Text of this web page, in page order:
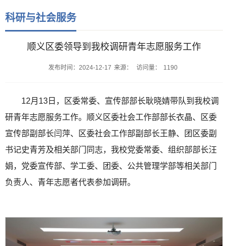
科研与社会服务
顺义区委领导到我校调研青年志愿服务工作
发布时间：2024-12-17 来源： 访问量： 1190
12月13日，区委常委、宣传部部长耿晓婧带队到我校调
研青年志愿服务工作。顺义区委社会工作部部长衣晶、区委
宣传部副部长闫萍、区委社会工作部副部长王静、团区委副
书记史青芳及相关部门同志，我校党委常委、组织部部长汪
娟，党委宣传部、学工委、团委、公共管理学部等相关部门
负责人、青年志愿者代表参加调研。